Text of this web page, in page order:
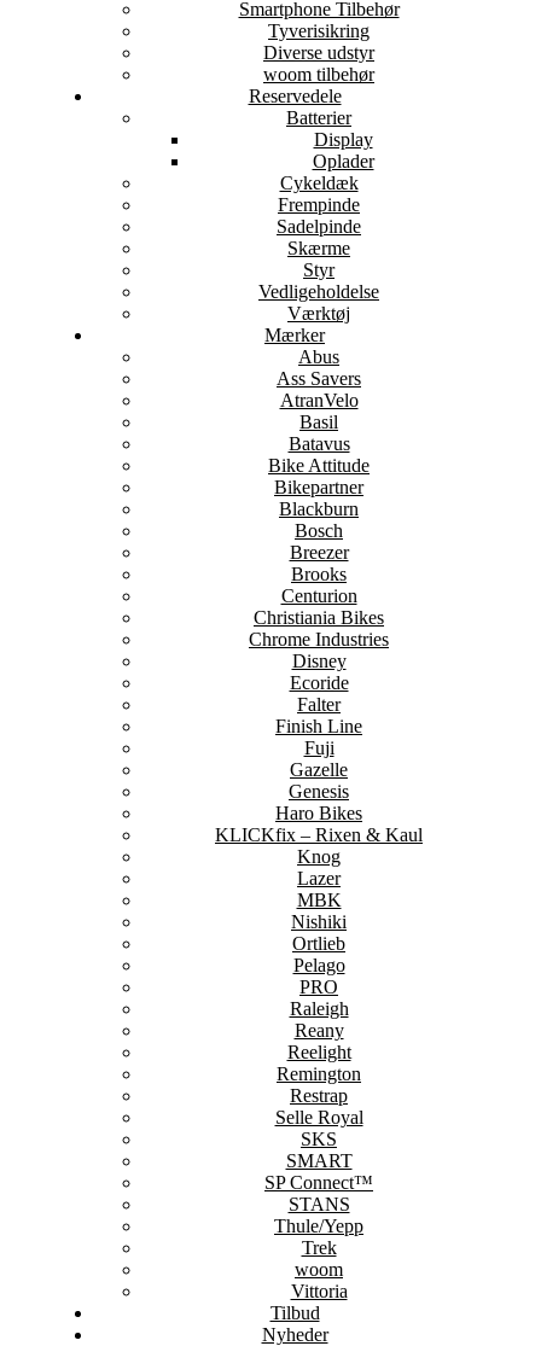
Smartphone Tilbehør
Tyverisikring
Diverse udstyr
woom tilbehør
Reservedele
Batterier
Display
Oplader
Cykeldæk
Frempinde
Sadelpinde
Skærme
Styr
Vedligeholdelse
Værktøj
Mærker
Abus
Ass Savers
AtranVelo
Basil
Batavus
Bike Attitude
Bikepartner
Blackburn
Bosch
Breezer
Brooks
Centurion
Christiania Bikes
Chrome Industries
Disney
Ecoride
Falter
Finish Line
Fuji
Gazelle
Genesis
Haro Bikes
KLICKfix – Rixen & Kaul
Knog
Lazer
MBK
Nishiki
Ortlieb
Pelago
PRO
Raleigh
Reany
Reelight
Remington
Restrap
Selle Royal
SKS
SMART
SP Connect™
STANS
Thule/Yepp
Trek
woom
Vittoria
Tilbud
Nyheder